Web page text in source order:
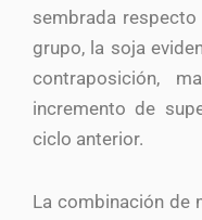
sembrada respecto
grupo, la soja
contraposición,
incremento de
ciclo anterior.
La combinación de